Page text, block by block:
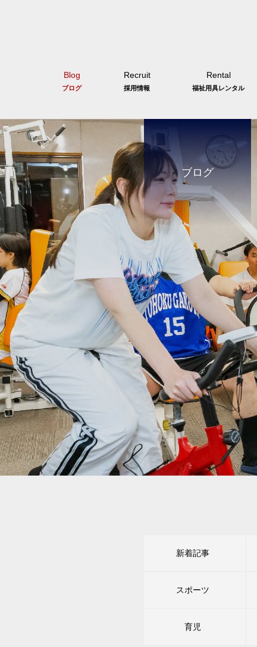
Blog
ブログ
Recruit
採用情報
Rental
福祉用具レンタル
ブログ
新着記事
スポーツ
育児